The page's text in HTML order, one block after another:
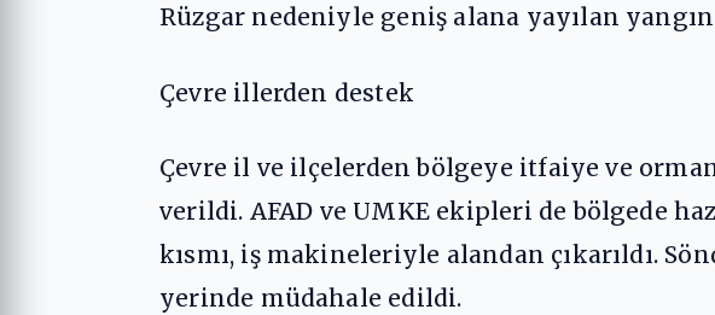
Rüzgar nedeniyle geniş alana yayılan
Çevre illerden destek
Çevre il ve ilçelerden bölgeye itfaiye ve
verildi. AFAD ve UMKE ekipleri de bölgede
kısmı, iş makineleriyle alandan çıkarıldı.
yerinde müdahale edildi.